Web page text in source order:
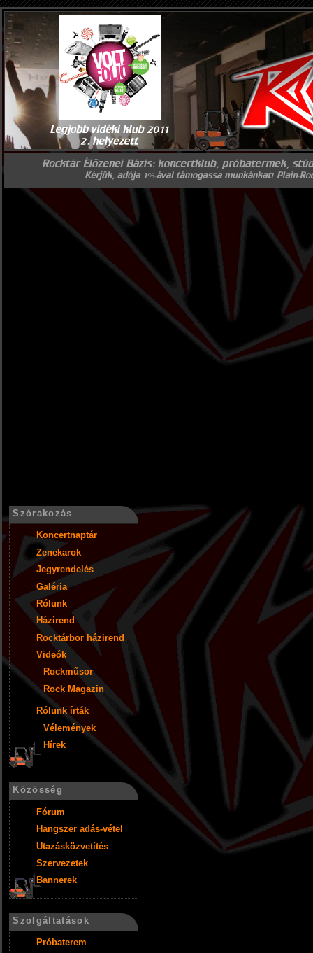
Szórakozás
Koncertnaptár
Zenekarok
Jegyrendelés
Galéria
Rólunk
Házirend
Rocktárbor házirend
Videók
Rockműsor
Rock Magazin
Rólunk írták
Vélemények
Hírek
Közösség
Fórum
Hangszer adás-vétel
Utazásközvetítés
Szervezetek
Bannerek
Szolgáltatások
Próbaterem